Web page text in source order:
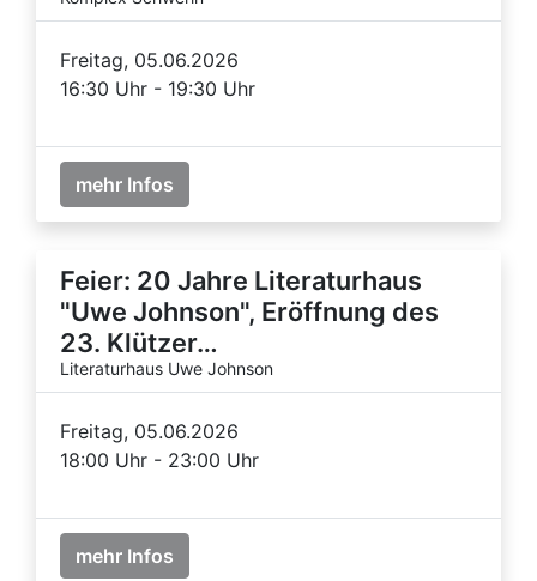
Freitag, 05.06.2026
16:30 Uhr - 19:30 Uhr
mehr Infos
Feier: 20 Jahre Literaturhaus
"Uwe Johnson", Eröffnung des
23. Klützer…
Literaturhaus Uwe Johnson
Freitag, 05.06.2026
18:00 Uhr - 23:00 Uhr
mehr Infos